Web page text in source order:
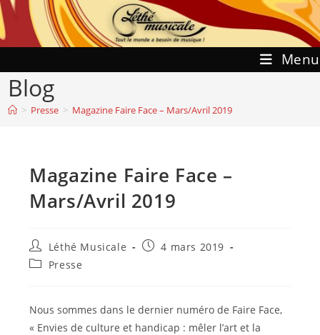
Skip
to
content
Menu
Blog
> Presse > Magazine Faire Face – Mars/Avril 2019
Magazine Faire Face –
Mars/Avril 2019
Auteur/autrice
de
la
Léthé Musicale
Publication
4 mars 2019
PostPresse
Nous sommes dans le dernier numéro de Faire Face,
« Envies de culture et handicap : mêler l’art et la